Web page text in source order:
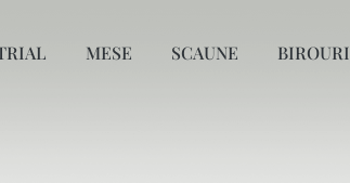
MESE SCAUNE BIROURI